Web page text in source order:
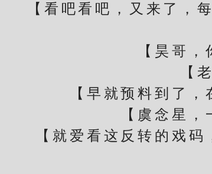
【看吧看吧，又来了，每
【昊哥，你
【老
【早就预料到了，在
【虞念星，一
【就爱看这反转的戏码